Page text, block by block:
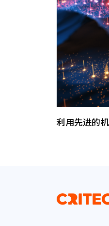
利用先进的